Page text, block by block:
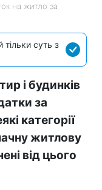
на житло за
суть з
і будинків
за
категорії
житлову
від цього